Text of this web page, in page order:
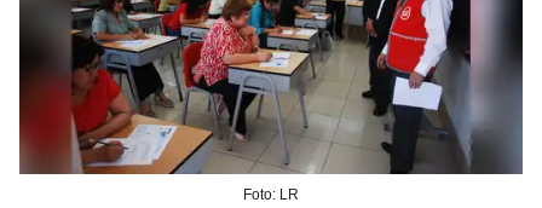
Foto: LR